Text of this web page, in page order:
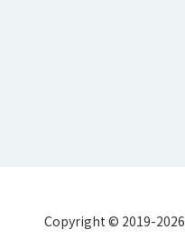
Copyright © 2019-